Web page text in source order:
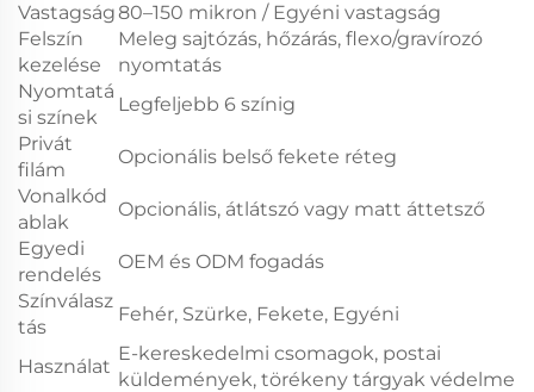
Vastagság80–150 mikron / Egyéni vastagság
Felszín
kezelése
Meleg sajtózás, hőzárás, flexo/gravírozó
nyomtatás
Nyomtatá
si színek
Legfeljebb 6 színig
Privát
filám
Opcionális belső fekete réteg
Vonalkód
ablak
Opcionális, átlátszó vagy matt áttetsző
Egyedi
rendelés
OEM és ODM fogadás
Színválasz
tás
Fehér, Szürke, Fekete, Egyéni
Használat
E-kereskedelmi csomagok, postai
küldemények, törékeny tárgyak védelme